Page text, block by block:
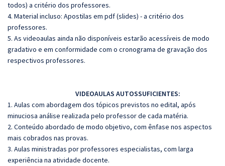
todos) a critério dos professores.
4. Material incluso: Apostilas em pdf (slides) - a critério dos
professores.
5. As videoaulas ainda não disponíveis estarão acessíveis de modo
gradativo e em conformidade com o cronograma de gravação dos
respectivos professores.
VIDEOAULAS AUTOSSUFICIENTES:
1. Aulas com abordagem dos tópicos previstos no edital, após
minuciosa análise realizada pelo professor de cada matéria.
2. Conteúdo abordado de modo objetivo, com ênfase nos aspectos
mais cobrados nas provas.
3. Aulas ministradas por professores especialistas, com larga
experiência na atividade docente.